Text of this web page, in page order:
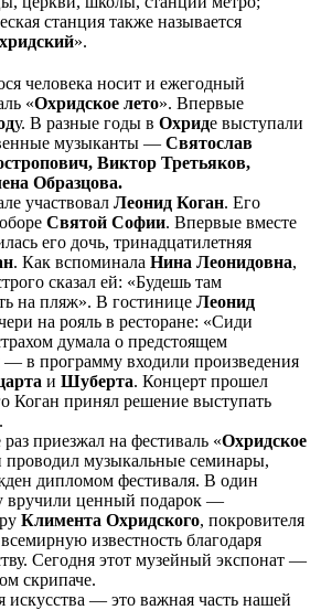
станция также называется
».
человека носит и ежегодный
«Охридское лето». Впервые
у. В разные годы в Охриде выступали
музыканты — Святослав
Виктор Третьяков,
Образцова.
участвовал Леонид Коган. Его
Святой Софии. Впервые вместе
его дочь, тринадцатилетняя
. Как вспоминала Нина Леонидовна,
сказал ей: «Будешь там
на пляж». В гостинице Леонид
на рояль в ресторане: «Сиди
думала о предстоящем
в программу входили произведения
и Шуберта. Концерт прошел
Коган принял решение выступать
приезжал на фестиваль «Охридское
проводил музыкальные семинары,
дипломом фестиваля. В один
вручили ценный подарок —
Климента Охридского, покровителя
известность благодаря
Сегодня этот музейный экспонат —
скрипаче.
— это важная часть нашей